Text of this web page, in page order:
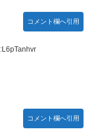
」「国民や国が築
ね」
難所に取材班が押
ｗｗｗｗｗｗｗｗ
争が始まってしま
爆3世の人が……
コメント欄へ引用
コメント欄へ引用